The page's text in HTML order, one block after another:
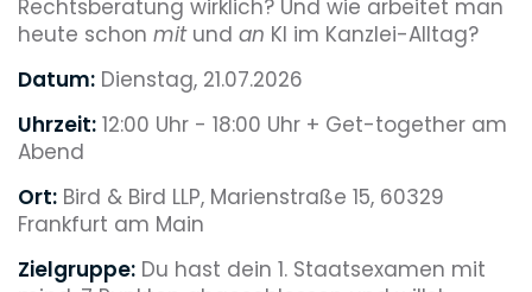
Rechtsberatung wirklich? Und wie arbeitet man
heute schon mitund an KI im Kanzlei-Alltag?
Datum: Dienstag, 21.07.2026
Uhrzeit: 12:00 Uhr - 18:00 Uhr + Get-together am
Abend
Ort: Bird & Bird LLP, Marienstraße 15, 60329
Frankfurt am Main
Zielgruppe: Du hast dein 1. Staatsexamen mit